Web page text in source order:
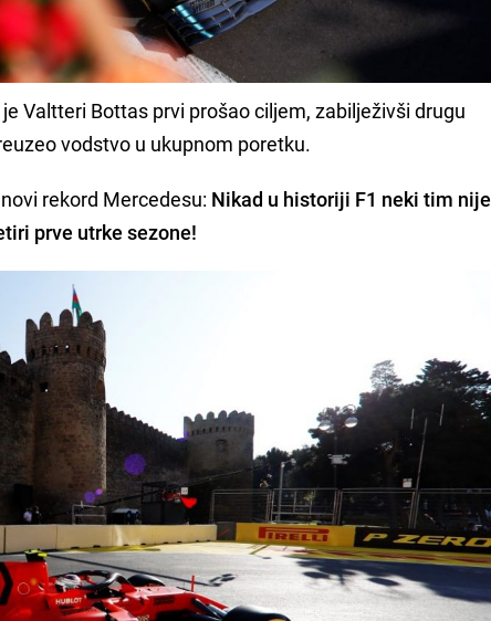
Valtteri Bottas prvi prošao ciljem, zabilježivši drugu
vodstvo u ukupnom poretku.
rekord Mercedesu: Nikad u historiji F1 neki tim nije
prve utrke sezone!